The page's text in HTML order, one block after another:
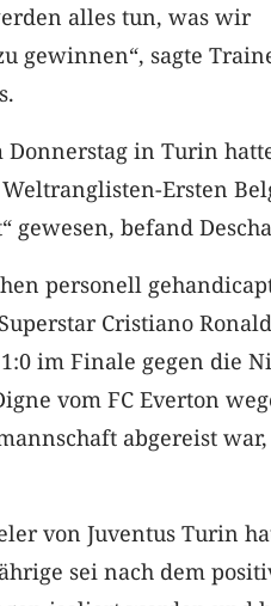
alles tun, was wir
gewinnen“, sagte
in Turin
Ersten
gewesen, befand
personell
Cristiano
im Finale gegen die
vom FC Everton
abgereist
von Juventus Turin
sei nach dem